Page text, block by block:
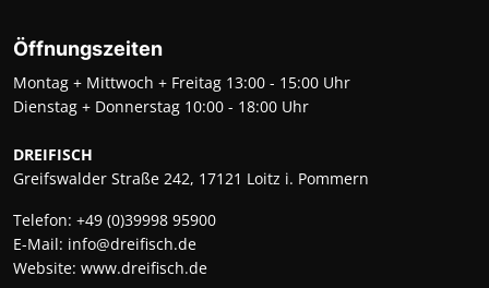
Öffnungszeiten
Montag + Mittwoch + Freitag 13:00 - 15:00 Uhr
Dienstag + Donnerstag 10:00 - 18:00 Uhr
DREIFISCH
Greifswalder Straße 242, 17121 Loitz i. Pommern
Telefon: +49 (0)39998 95900
E-Mail: info@dreifisch.de
Website: www.dreifisch.de